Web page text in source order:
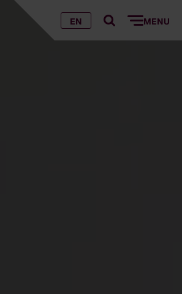
EN MENU